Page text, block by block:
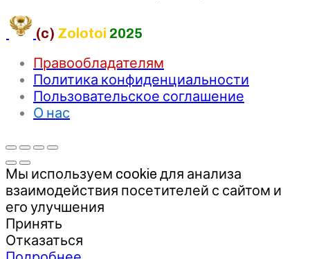
(c) Zolotoi 2025
Правообладателям
Политика конфиденциальности
Пользовательское соглашение
О нас
Мы используем cookie для анализа
взаимодействия посетителей с сайтом и
его улучшения
Принять
Отказаться